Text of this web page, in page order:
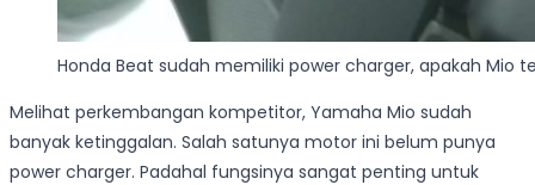
Honda Beat sudah memiliki power charger, apakah Mio
Melihat perkembangan kompetitor, Yamaha Mio sudah
banyak ketinggalan. Salah satunya motor ini belum punya
power charger. Padahal fungsinya sangat penting untuk